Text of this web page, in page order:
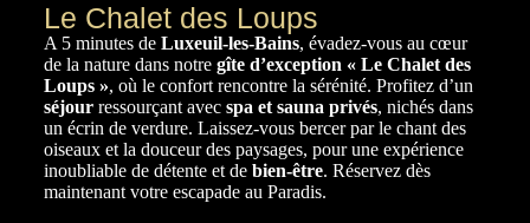
Le Chalet des Loups
A 5 minutes de Luxeuil-les-Bains, évadez-vous au cœur
de la nature dans notre gîte d’exception « Le Chalet des
Loups », où le confort rencontre la sérénité. Profitez d’un
séjourressourçant avec spa et sauna privés, nichés dans
un écrin de verdure. Laissez-vous bercer par le chant des
oiseaux et la douceur des paysages, pour une expérience
inoubliable de détente et de bien-être. Réservez dès
maintenant votre escapade au Paradis.